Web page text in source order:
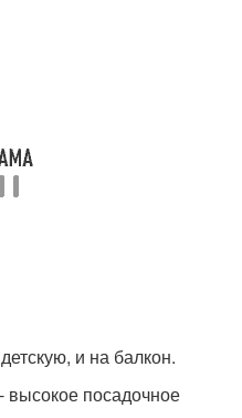
и на балкон.
высокое посадочное